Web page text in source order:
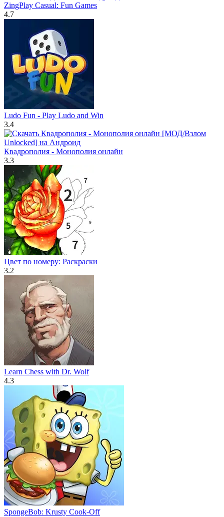
ZingPlay Casual: Fun Games
4.7
Ludo Fun - Play Ludo and Win
3.4
Квадрополия - Монополия онлайн
3.3
Цвет по номеру: Раскраски
3.2
Learn Chess with Dr. Wolf
4.3
SpongeBob: Krusty Cook-Off